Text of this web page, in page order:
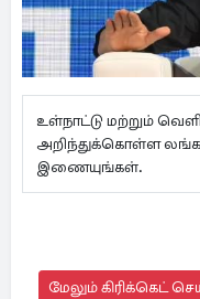
உள்நாட்டு மற்றும்
அறிந்துக்கொள்ள
இணையுங்கள்.
மேலும் கிரிக்கெட்